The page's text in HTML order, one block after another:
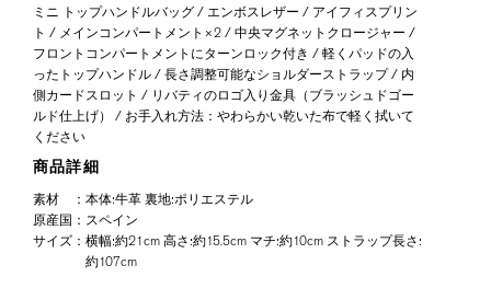
ミニ トップハンドルバッグ / エンボスレザー / アイフィスプリン
ト / メインコンパートメント×2 / 中央マグネットクロージャー /
フロントコンパートメントにターンロック付き / 軽くパッドの入
ったトップハンドル / 長さ調整可能なショルダーストラップ / 内
側カードスロット / リバティのロゴ入り金具（ブラッシュドゴー
ルド仕上げ） / お手入れ方法：やわらかい乾いた布で軽く拭いて
ください
商品詳細
素材 ： 本体:牛革 裏地:ポリエステル
原産国 ： スペイン
サイズ ： 横幅:約21cm 高さ:約15.5cm マチ:約10cm ストラップ長さ:
約107cm